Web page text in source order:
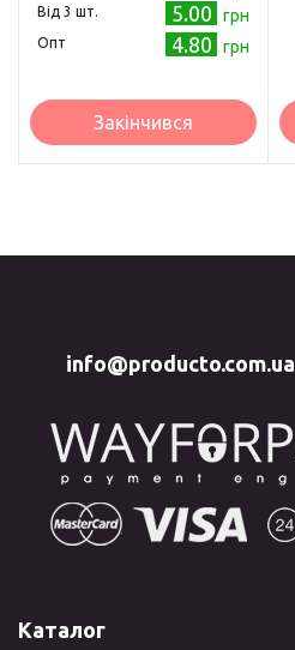
Від 3 шт. 5.00 грн
Опт 4.80 грн
Закінчився
info@producto.com.ua
Каталог